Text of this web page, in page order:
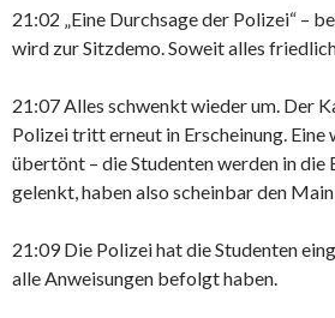
21:02 „Eine Durchsage der Polizei“ –
wird zur Sitzdemo. Soweit alles
21:07 Alles schwenkt wieder um. Der
Polizei tritt erneut in Erscheinung.
übertönt – die Studenten werden in die
gelenkt, haben also scheinbar den
21:09 Die Polizei hat die Studenten
alle Anweisungen befolgt haben.